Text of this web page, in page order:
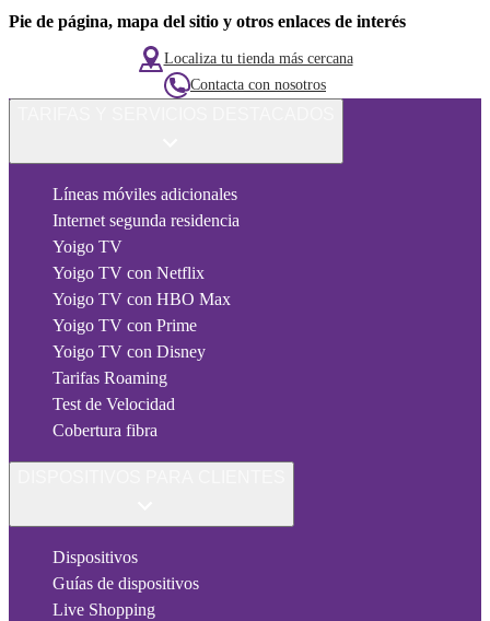
Pie de página, mapa del sitio y otros enlaces de interés
Localiza tu tienda más cercana
Contacta con nosotros
Líneas móviles adicionales
Internet segunda residencia
Yoigo TV
Yoigo TV con Netflix
Yoigo TV con HBO Max
Yoigo TV con Prime
Yoigo TV con Disney
Tarifas Roaming
Test de Velocidad
Cobertura fibra
Dispositivos
Guías de dispositivos
Live Shopping